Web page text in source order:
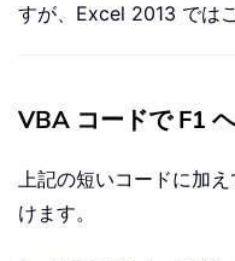
すが、Excel 2013 では
VBA コードで F1
上記の短いコードに加
けます。